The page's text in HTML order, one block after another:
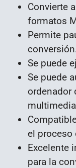
Convierte
formatos
Permite
Se puede
Se puede
ordenador
multimedia
el proceso
Excelente
para la